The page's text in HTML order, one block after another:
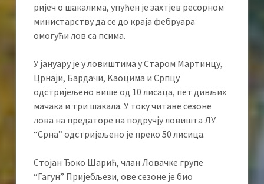
ријеч о шакалима, упућен је захтјев ресорном
министарству да се до краја фебруара
омогући лов са псима.
У јануару је у ловиштима у Старом Мартинцу,
Црнаји, Бардачи, Kаоцима и Српцу
одстријељено више од 10 лисаца, пет дивљих
мачака и три шакала. У току читаве сезоне
лова на предаторе на подручју ловишта ЛУ
“Срна” одстријељено је преко 50 лисица.
Стојан Ђоко Шарић, члан Ловачке групе
“Гагун” Пријебљези, ове сезоне је био